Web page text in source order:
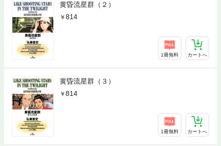
黄昏流星群（２）
814
1冊無料 カートへ
黄昏流星群（３）
814
1冊無料 カートへ